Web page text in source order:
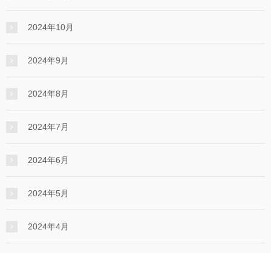
2024年10月
2024年9月
2024年8月
2024年7月
2024年6月
2024年5月
2024年4月